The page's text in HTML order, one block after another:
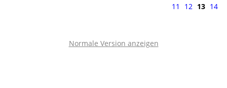
11
12 13 14
Normale Version anzeigen